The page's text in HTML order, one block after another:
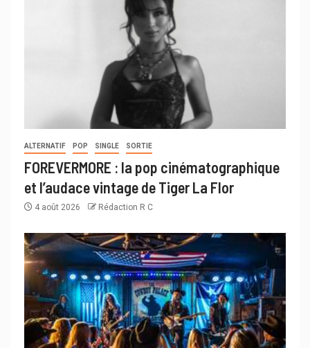
ALTERNATIF POP SINGLE SORTIE
FOREVERMORE : la pop cinématographique
et l’audace vintage de Tiger La Flor
4 août 2026 Rédaction R C